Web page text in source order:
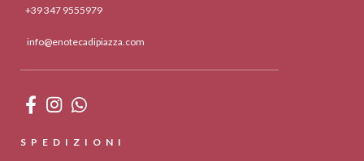
+39 347 9555979
info@enotecadipiazza.com
SPEDIZIONI